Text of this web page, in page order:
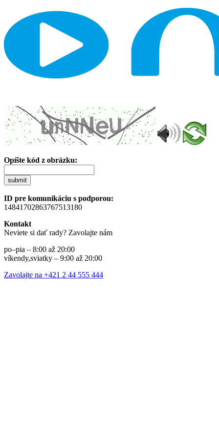
Opíšte kód z obrázku:
submit
ID pre komunikáciu s podporou:
14841702863767513180
Kontakt
Neviete si dať rady? Zavolajte nám
po–pia – 8:00 až 20:00
víkendy,sviatky – 9:00 až 20:00
Zavolajte na +421 2 44 555 444